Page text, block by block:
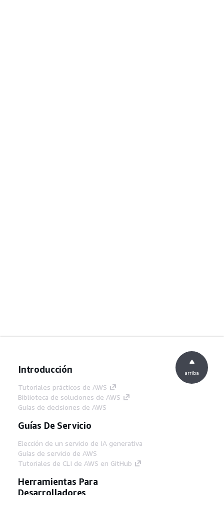
Introducción
Tutoriales prácticos de AWS
Biblioteca de soluciones de AWS
Guías de decisiones de AWS
Guías De Servicio
Elección de un servicio de IA generativa
Guías de servicio de AWS
Tutoriales de CLI de AWS en GitHub
Herramientas Para
Desarrolladores
arriba